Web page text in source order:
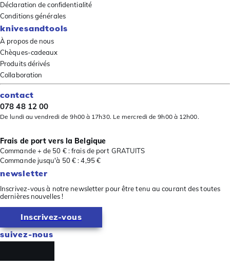
Déclaration de confidentialité
Conditions générales
knivesandtools
À propos de nous
Chèques-cadeaux
Produits dérivés
Collaboration
contact
078 48 12 00
De lundi au vendredi de 9h00 à 17h30. Le mercredi de 9h00 à 12h00.
Frais de port vers la Belgique
Commande + de 50 € : frais de port GRATUITS
Commande jusqu'à 50 € : 4,95 €
newsletter
Inscrivez-vous à notre newsletter pour être tenu au courant des toutes
dernières nouvelles !
Inscrivez-vous
suivez-nous